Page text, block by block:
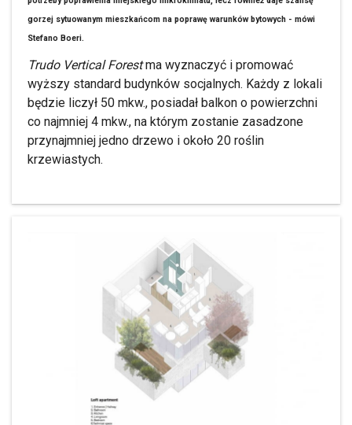
gorzej sytuowanym mieszkańcom na poprawę warunków bytowych - mówi
Stefano Boeri.
Trudo Vertical Forestma wyznaczyć i promować
wyższy standard budynków socjalnych. Każdy z lokali
będzie liczył 50 mkw., posiadał balkon o powierzchni
co najmniej 4 mkw., na którym zostanie zasadzone
przynajmniej jedno drzewo i około 20 roślin
krzewiastych.